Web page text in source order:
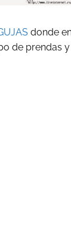
donde
de prendas